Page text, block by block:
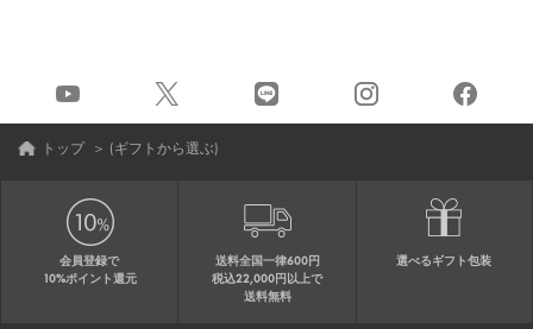
トップ ＞ (ギフトから選ぶ)
会員登録で
10%ポイント還元
送料全国一律600円
税込22,000円以上で
送料無料
選べるギフト包装